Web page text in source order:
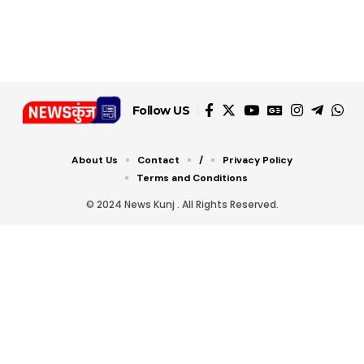
Follow US
© 2024 News Kunj . All Rights Reserved.
About Us Contact /
Privacy Policy
Terms and Conditions